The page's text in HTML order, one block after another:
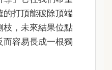
的打頂能破除頂端
枝，未來結果位點
而容易長成一根獨